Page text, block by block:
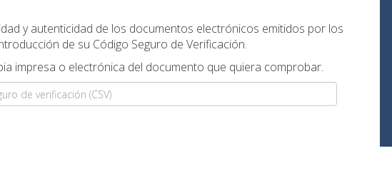
y autenticidad de los documentos electrónicos emitidos por los
de su Código Seguro de Verificación.
impresa o electrónica del documento que quiera comprobar.